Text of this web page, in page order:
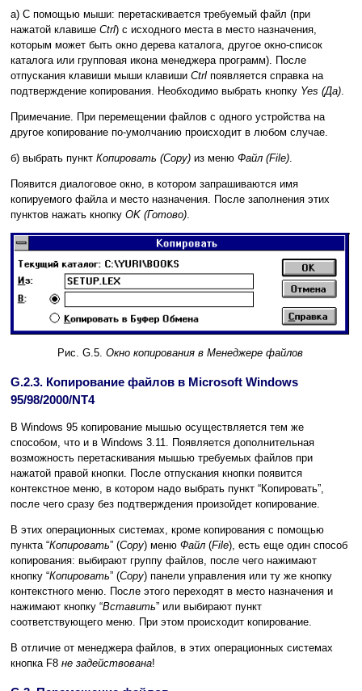
а) С помощью мыши: перетаскивается требуемый файл (при
нажатой клавише Ctrl) с исходного места в место назначения,
которым может быть окно дерева каталога, другое окно-список
каталога или групповая икона менеджера программ). После
отпускания клавиши мыши клавиши Ctrl появляется справка на
подтверждение копирования. Необходимо выбрать кнопку Yes (Да).
Примечание. При перемещении файлов с одного устройства на
другое копирование по-умолчанию происходит в любом случае.
б) выбрать пункт Копировать (Copy) из меню Файл (File).
Появится диалоговое окно, в котором запрашиваются имя
копируемого файла и место назначения. После заполнения этих
пунктов нажать кнопку OK (Готово).
Рис. G.5. Окно копирования в Менеджере файлов
G.2.3. Копирование файлов в Microsoft Windows
95/98/2000/NT4
В Windows 95 копирование мышью осуществляется тем же
способом, что и в Windows 3.11. Появляется дополнительная
возможность перетаскивания мышью требуемых файлов при
нажатой правой кнопки. После отпускания кнопки появится
контекстное меню, в котором надо выбрать пункт “Копировать”,
после чего сразу без подтверждения произойдет копирование.
В этих операционных системах, кроме копирования с помощью
пункта “Копировать” (Copy) меню Файл (File), есть еще один способ
копирования: выбирают группу файлов, после чего нажимают
кнопку “Копировать” (Copy) панели управления или ту же кнопку
контекстного меню. После этого переходят в место назначения и
нажимают кнопку “Вставить” или выбирают пункт
соответствующего меню. При этом происходит копирование.
В отличие от менеджера файлов, в этих операционных системах
кнопка F8 не задействована!